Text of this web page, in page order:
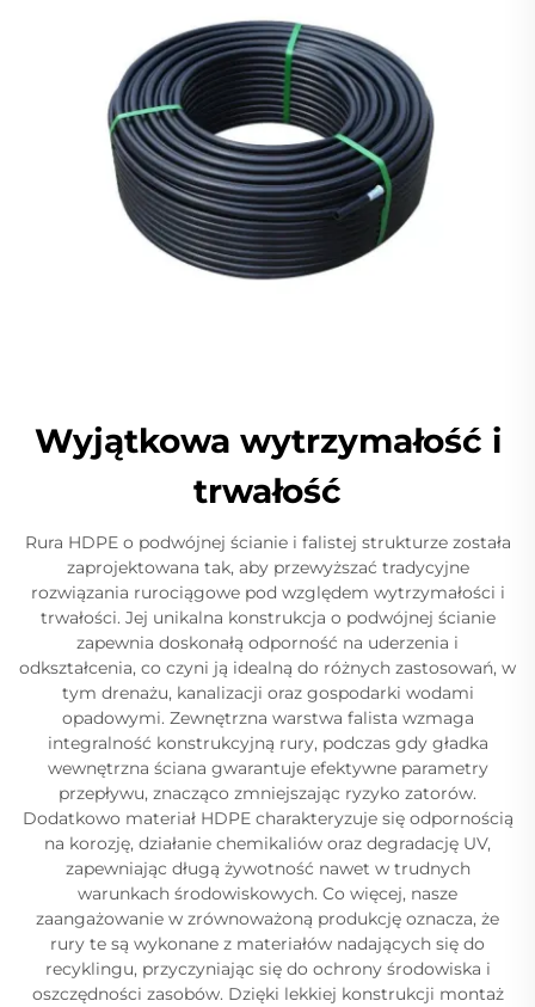
Wyjątkowa wytrzymałość i
trwałość
Rura HDPE o podwójnej ścianie i falistej strukturze została
zaprojektowana tak, aby przewyższać tradycyjne
rozwiązania rurociągowe pod względem wytrzymałości i
trwałości. Jej unikalna konstrukcja o podwójnej ścianie
zapewnia doskonałą odporność na uderzenia i
odkształcenia, co czyni ją idealną do różnych zastosowań, w
tym drenażu, kanalizacji oraz gospodarki wodami
opadowymi. Zewnętrzna warstwa falista wzmaga
integralność konstrukcyjną rury, podczas gdy gładka
wewnętrzna ściana gwarantuje efektywne parametry
przepływu, znacząco zmniejszając ryzyko zatorów.
Dodatkowo materiał HDPE charakteryzuje się odpornością
na korozję, działanie chemikaliów oraz degradację UV,
zapewniając długą żywotność nawet w trudnych
warunkach środowiskowych. Co więcej, nasze
zaangażowanie w zrównoważoną produkcję oznacza, że
rury te są wykonane z materiałów nadających się do
recyklingu, przyczyniając się do ochrony środowiska i
oszczędności zasobów. Dzięki lekkiej konstrukcji montaż